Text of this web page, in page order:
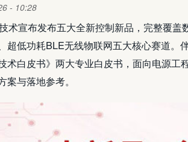
- 10:28
术宣布发布五大全新控制新品，完整覆盖
超低功耗BLE无线物联网五大核心赛道。
术白皮书》两大专业白皮书，面向电源
案与落地参考。